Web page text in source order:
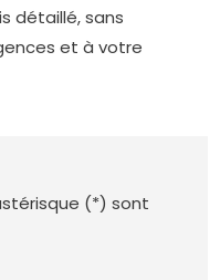
détaillé, sans
et à votre
(*) sont